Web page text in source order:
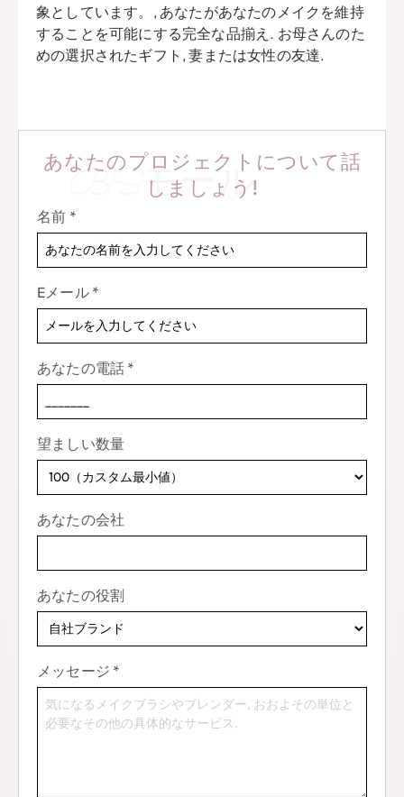
あなたのプロジェクトについて話
しましょう!
BSモール
名前 *
Eメール *
あなたの電話 *
望ましい数量
あなたの会社
あなたの役割
メッセージ *
象としています。, あなたがあなたのメイクを維持
することを可能にする完全な品揃え. お母さんのた
めの選択されたギフト, 妻または女性の友達.